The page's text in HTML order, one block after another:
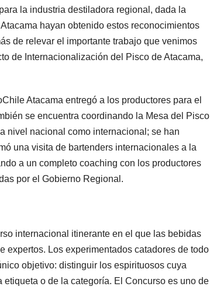
la industria destiladora regional, dada la
hayan obtenido estos reconocimientos
de relevar el importante trabajo que venimos
de Internacionalización del Pisco de Atacama,
Atacama entregó a los productores para el
se encuentra coordinando la Mesa del Pisco
nivel nacional como internacional; se han
una visita de bartenders internacionales a la
a un completo coaching con los productores
por el Gobierno Regional.
internacional itinerante en el que las bebidas
expertos. Los experimentados catadores de todo
objetivo: distinguir los espirituosos cuya
o de la categoría. El Concurso es uno de